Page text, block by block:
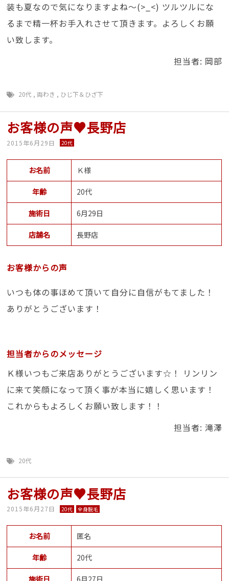
装も夏なので気になりますよね～(>_<) ツルツルにな
るまで精一杯お手入れさせて頂きます。よろしくお願
い致します。
担当者: 岡部
20代 ,両わき , ひじ下＆ひざ下
お客様の声♥長野店
2015年6月29日 20代
お名前 Ｋ様
年齢 20代
施術日 6月29日
店舗名 長野店
お客様からの声
いつも体の事ほめて頂いて自分に自信がもてました！
ありがとうございます！
担当者からのメッセージ
Ｋ様いつもご来店ありがとうございます☆！ リンリン
に来て笑顔になって頂く事が本当に嬉しく思います！
これからもよろしくお願い致します！！
担当者: 滝澤
20代
お客様の声♥長野店
2015年6月27日 20代 全身脱毛
お名前 匿名
年齢 20代